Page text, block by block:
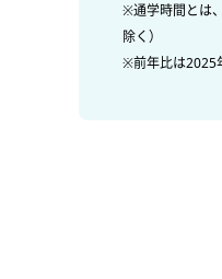
※通学時間とは
除く）
※前年比は2025